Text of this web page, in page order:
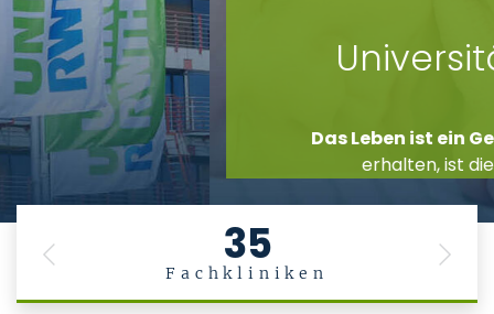
Universitätsmedizin
Das Leben ist ein Geschenk. Es gesund zu
erhalten, ist die Aufgabe der Medizin.
35
Fachkliniken
Previous Next